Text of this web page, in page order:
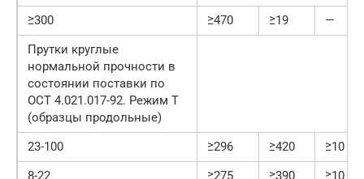
≥300
≥470 ≥19
—
Прутки круглые
нормальной прочности в
состоянии поставки по
ОСТ 4.021.017-92. Режим Т
(образцы продольные)
23-100
≥296 ≥420
≥10
8-22
≥275 ≥390
≥10